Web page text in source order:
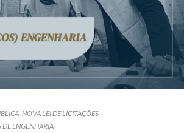
NOVA LEI DE LICITAÇÕES
DE ENGENHARIA